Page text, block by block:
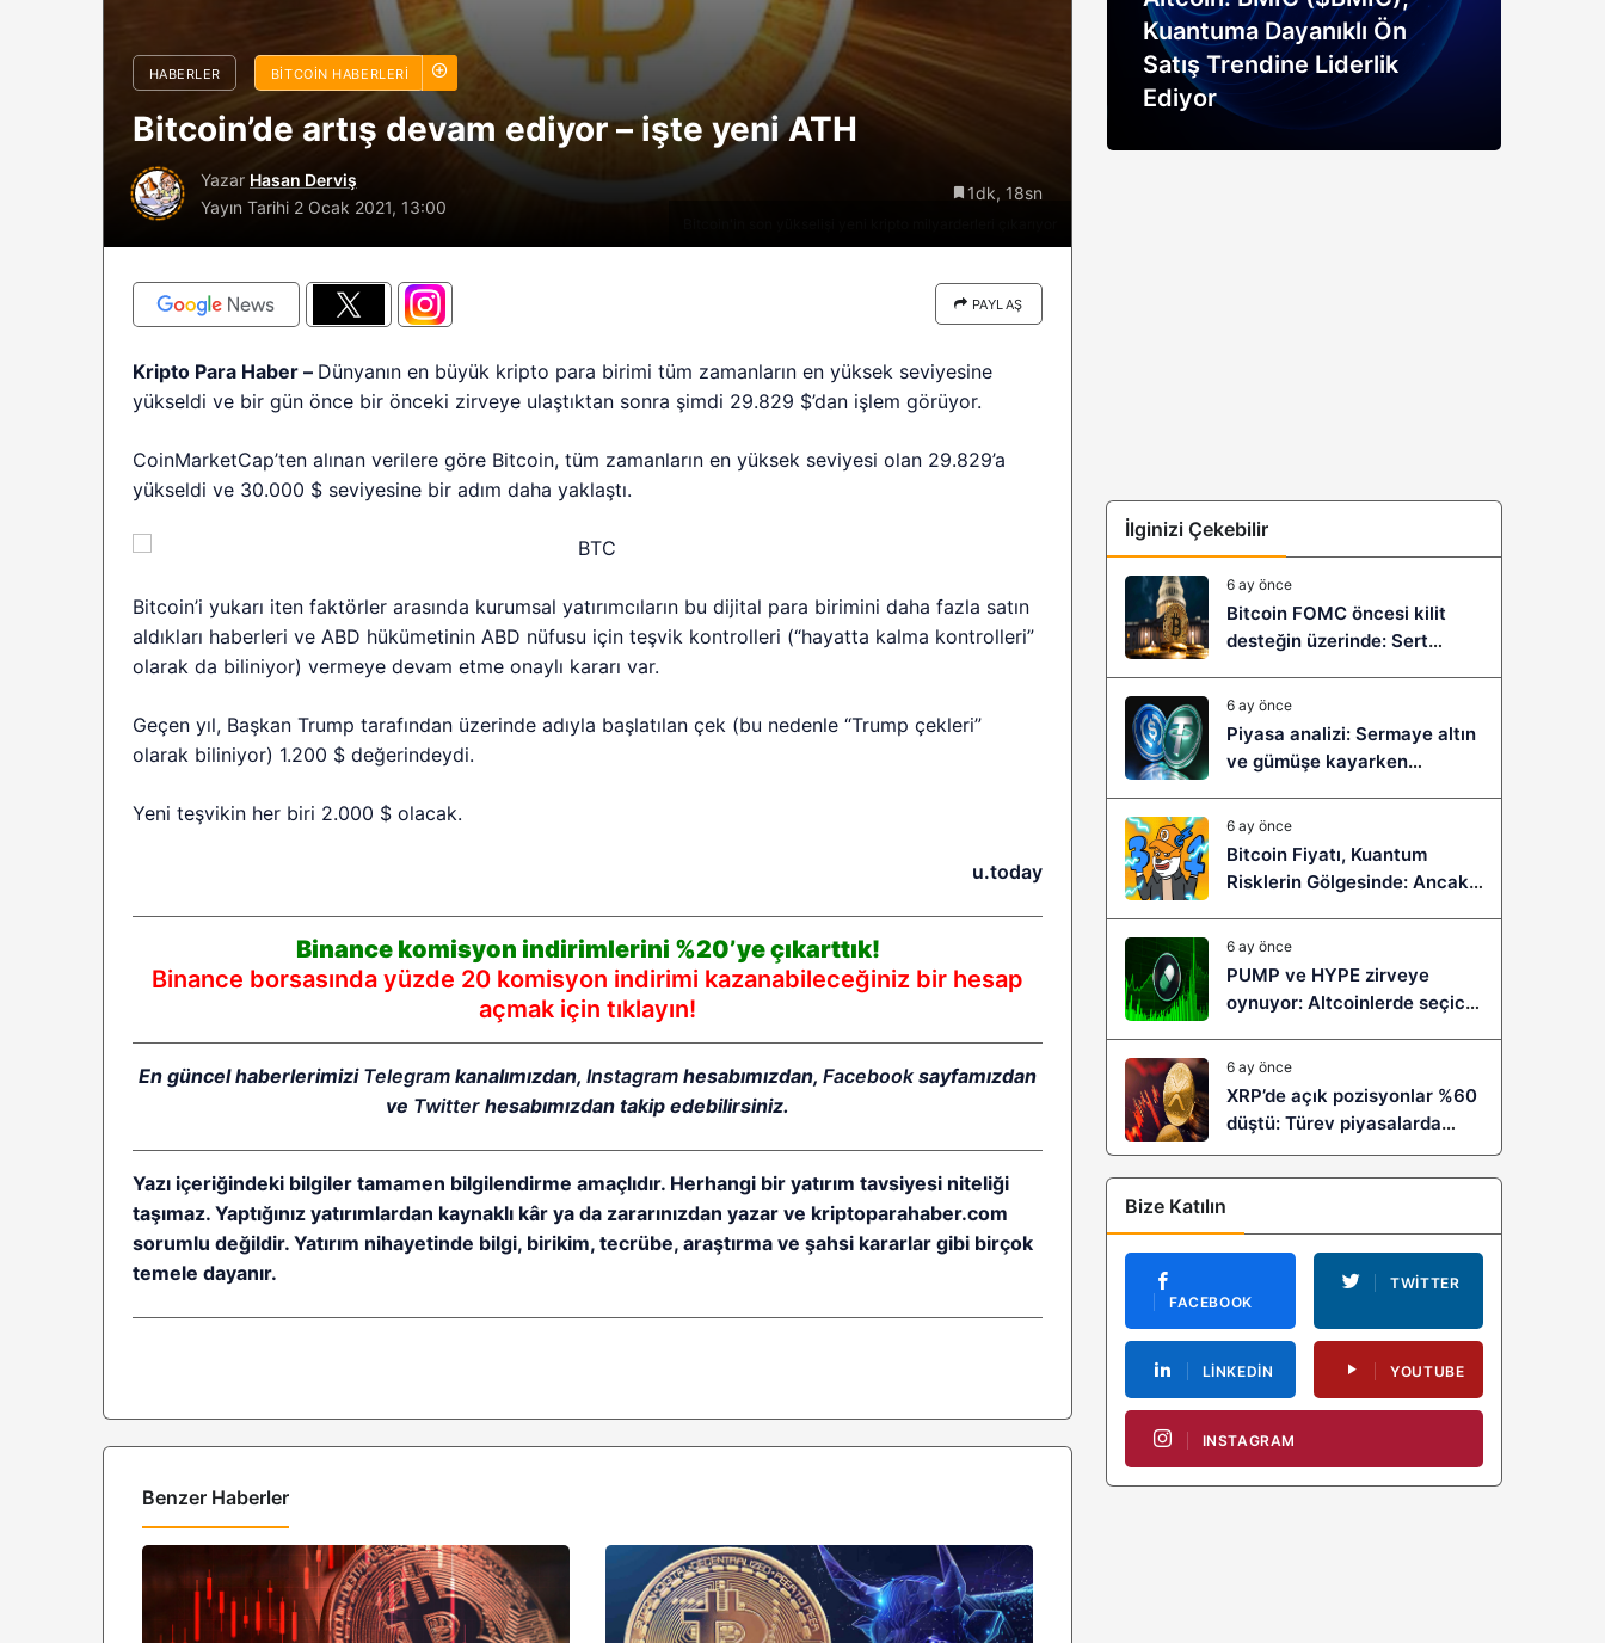
HABERLER BITCOIN HABERLERI
Bitcoin’de artış devam ediyor – işte yeni ATH
Yazar Hasan Derviş
Yayın Tarihi 2 Ocak 2021, 13:00
1dk, 18sn
PAYLAŞ
Kripto Para Haber – Dünyanın en büyük kripto para birimi tüm zamanların en yüksek seviyesine
yükseldi ve bir gün önce bir önceki zirveye ulaştıktan sonra şimdi 29.829 $’dan işlem görüyor.
CoinMarketCap’ten alınan verilere göre Bitcoin, tüm zamanların en yüksek seviyesi olan 29.829’a
yükseldi ve 30.000 $ seviyesine bir adım daha yaklaştı.
Bitcoin’i yukarı iten faktörler arasında kurumsal yatırımcıların bu dijital para birimini daha fazla satın
aldıkları haberleri ve ABD hükümetinin ABD nüfusu için teşvik kontrolleri (“hayatta kalma kontrolleri”
olarak da biliniyor) vermeye devam etme onaylı kararı var.
Geçen yıl, Başkan Trump tarafından üzerinde adıyla başlatılan çek (bu nedenle “Trump çekleri”
olarak biliniyor) 1.200 $ değerindeydi.
Yeni teşvikin her biri 2.000 $ olacak.
u.today
Binance komisyon indirimlerini %20’ye çıkarttık!
Binance borsasında yüzde 20 komisyon indirimi kazanabileceğiniz bir hesap
açmak için tıklayın!
En güncel haberlerimizi Telegramkanalımızdan,Instagram hesabımızdan,Facebooksayfamızdan
ve Twitterhesabımızdan takip edebilirsiniz.
Yazı içeriğindeki bilgiler tamamen bilgilendirme amaçlıdır. Herhangi bir yatırım tavsiyesi niteliği
taşımaz. Yaptığınız yatırımlardan kaynaklı kâr ya da zararınızdan yazar ve kriptoparahaber.com
sorumlu değildir. Yatırım nihayetinde bilgi, birikim, tecrübe, araştırma ve şahsi kararlar gibi birçok
temele dayanır.
Benzer Haberler
sürüyor: Analistlere göre
2026 BTC çöküşü neden
sınırlı kalabilir?
Riski: Uzun Vadeli HYPER
Boğaları 31,1 Milyon Dolarlık
Birikim Yapıyor
Kuantuma Dayanıklı Ön
Satış Trendine Liderlik
Ediyor
İlginizi Çekebilir
6 ay önce
Bitcoin FOMC öncesi kilit
desteğin üzerinde: Sert
geliyor?
6 ay önce
Piyasa analizi: Sermaye altın
ve gümüşe kayarken
6 ay önce
Bitcoin Fiyatı, Kuantum
Risklerin Gölgesinde: Ancak
Sıçramaya Yaşayabilir!
6 ay önce
PUMP ve HYPE zirveye
oynuyor: Altcoinlerde seçici
6 ay önce
XRP’de açık pozisyonlar %60
düştü: Türev piyasalarda
kaldıraç temizliği yeni bir
trendin habercisi mi?
Bize Katılın
FACEBOOK
TWITTER
LINKEDIN YOUTUBE
INSTAGRAM